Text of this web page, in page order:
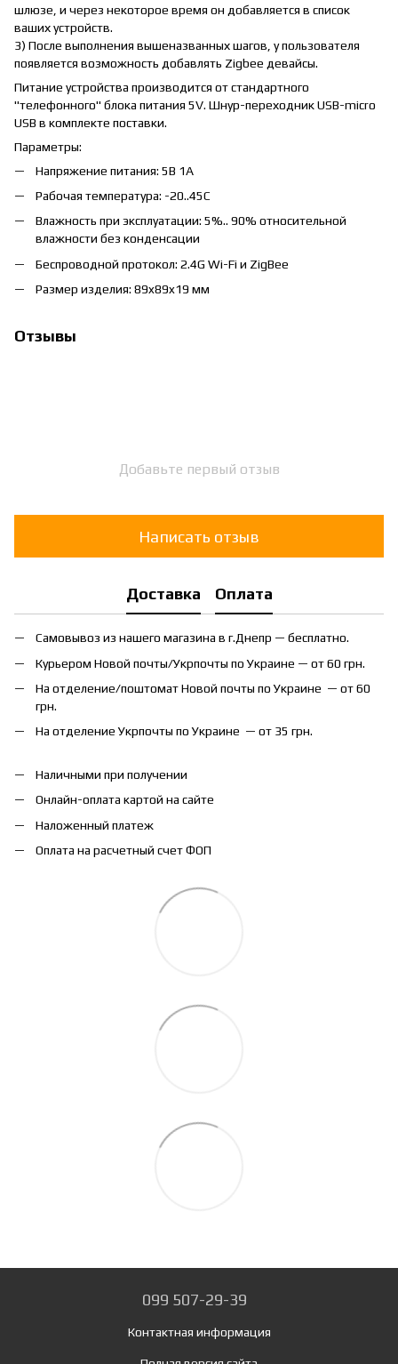
шлюзе, и через некоторое время он добавляется в список
ваших устройств.
3) После выполнения вышеназванных шагов, у пользователя
появляется возможность добавлять Zigbee девайсы.
Питание устройства производится от стандартного
"телефонного" блока питания 5V. Шнур-переходник USB-micro
USB в комплекте поставки.
Параметры:
Напряжение питания: 5В 1А
Рабочая температура: -20..45C
Влажность при эксплуатации: 5%.. 90% относительной
влажности без конденсации
Беспроводной протокол: 2.4G Wi-Fi и ZigBee
Размер изделия: 89x89x19 мм
Отзывы
Добавьте первый отзыв
Написать отзыв
Доставка Оплата
Самовывоз из нашего магазина в г.Днепр — бесплатно.
Курьером Новой почты/Укрпочты по Украине — от 60 грн.
На отделение/поштомат Новой почты по Украине — от 60
грн.
На отделение Укрпочты по Украине — от 35 грн.
Наличными при получении
Онлайн-оплата картой на сайте
Наложенный платеж
Оплата на расчетный счет ФОП
099 507-29-39
Контактная информация